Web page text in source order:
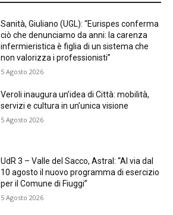
Sanità, Giuliano (UGL): “Eurispes conferma
ciò che denunciamo da anni: la carenza
infermieristica è figlia di un sistema che
non valorizza i professionisti”
5 Agosto 2026
Veroli inaugura un’idea di Città: mobilità,
servizi e cultura in un’unica visione
5 Agosto 2026
UdR 3 – Valle del Sacco, Astral: “Al via dal
10 agosto il nuovo programma di esercizio
per il Comune di Fiuggi”
5 Agosto 2026